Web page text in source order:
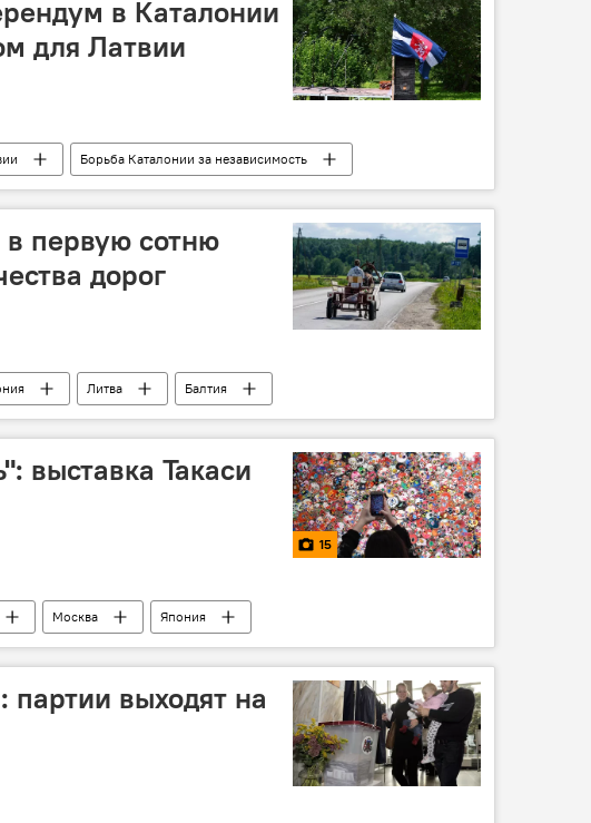
в Каталонии
для Латвии
Борьба Каталонии за независимость
Инесе Вайдере
Европарламент
первую сотню
дорог
Литва
Балтия
дорога
Эх, дороги
выставка Такаси
15
Москва Япония
партии выходят на